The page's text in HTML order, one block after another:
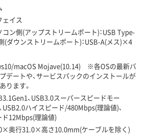
ェイス
コン側(アップストリームポート)：USB Type-
(ダウンストリームポート)：USB-A(メス)×4
macOS Mojave(10.14) ※各OSの最新バ
デートや、サービスパックのインストールが
ります。
、USB3.0スーパースピードモー
USB2.0ハイスピード/480Mbps(理論値)、
12Mbps(理論値)
奥行31.0×高さ10.0mm(ケーブルを除く)